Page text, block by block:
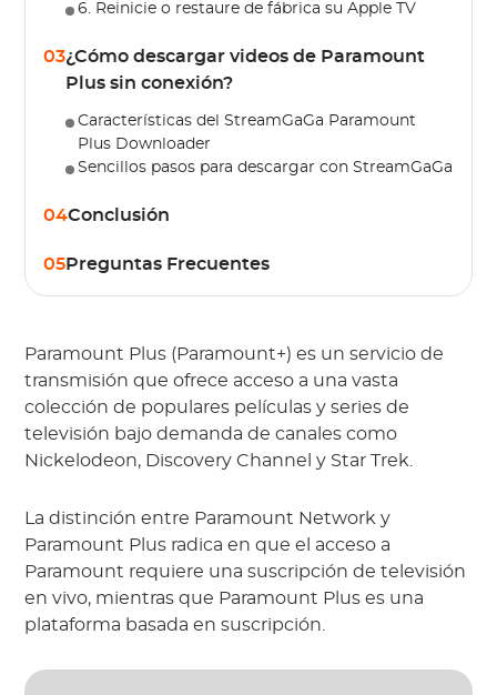
6. Reinicie o restaure de fábrica su Apple TV
03¿Cómo descargar videos de Paramount
Plus sin conexión?
Características del StreamGaGa Paramount
Plus Downloader
Sencillos pasos para descargar con StreamGaGa
04Conclusión
05Preguntas Frecuentes
Paramount Plus (Paramount+) es un servicio de
transmisión que ofrece acceso a una vasta
colección de populares películas y series de
televisión bajo demanda de canales como
Nickelodeon, Discovery Channel y Star Trek.
La distinción entre Paramount Network y
Paramount Plus radica en que el acceso a
Paramount requiere una suscripción de televisión
en vivo, mientras que Paramount Plus es una
plataforma basada en suscripción.